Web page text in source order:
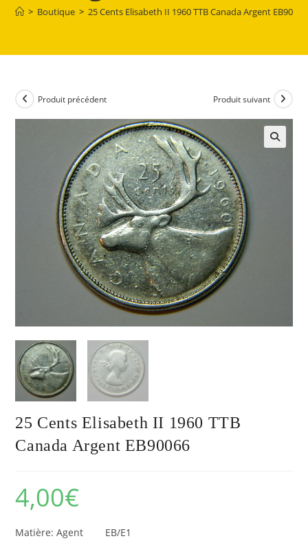
> Boutique > 25 Cents Elisabeth II 1960 TTB Canada Argent EB90066
Produit précédent Produit suivant
25 Cents Elisabeth II 1960 TTB
Canada Argent EB90066
4,00€
Matière: Agent EB/E1